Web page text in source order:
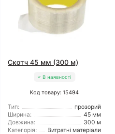
Скотч 45 мм (300 м)
В наявності
Код товару: 15494
Тип:
прозорий
Ширина:
45 мм
Довжина:
300 м
Категорія:
Витратні матеріали